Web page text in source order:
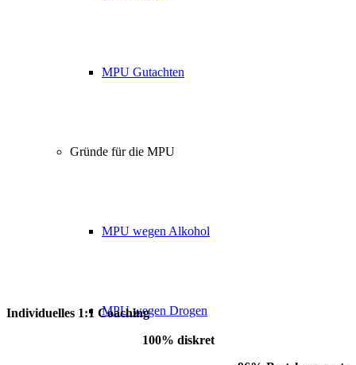
MPU Gutachten
Gründe für die MPU
MPU wegen Alkohol
MPU wegen Drogen
Individuelles 1:1 Coaching
100% diskret